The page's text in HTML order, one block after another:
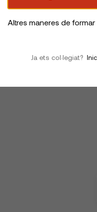
Altres maneres de
Ja ets col·legiat?